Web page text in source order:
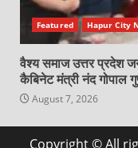
Featured Hapur City
वैश्य समाज उत्तर प्रदेश
कैबिनेट मंत्री नंद गोपाल
August 7, 2026
Copyright © All